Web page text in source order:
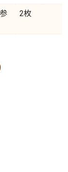
2枚